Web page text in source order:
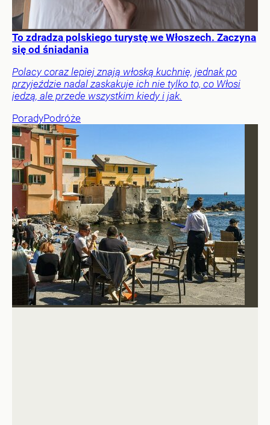
To zdradza polskiego turystę we Włoszech. Zaczyna
się od śniadania
Polacy coraz lepiej znają włoską kuchnię, jednak po
przyjeździe nadal zaskakuje ich nie tylko to, co Włosi
jedzą, ale przede wszystkim kiedy i jak.
PoradyPodróże